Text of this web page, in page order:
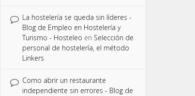
La hostelería se queda sin líderes -
Blog de Empleo en Hostelería y
Turismo - Hosteleo en Selección de
personal de hostelería, el método
Linkers
Como abrir un restaurante
independiente sin errores - Blog de